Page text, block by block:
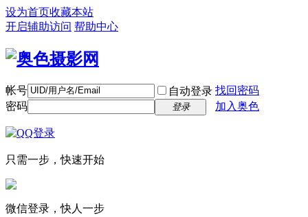
设为首页收藏本站
开启辅助访问 帮助中心
帐号 自动登录 找回密码
密码
登录 加入奥色
只需一步，快速开始
微信登录，快人一步